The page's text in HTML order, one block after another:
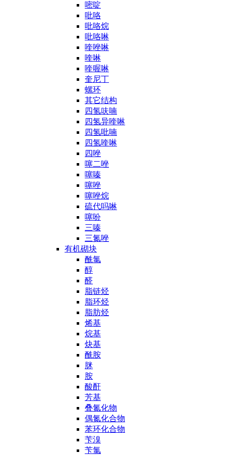
嘧啶
吡咯
吡咯烷
吡咯啉
喹唑啉
喹啉
喹喔啉
奎尼丁
螺环
其它结构
四氢呋喃
四氢异喹啉
四氢吡喃
四氢喹啉
四唑
噻二唑
噻嗪
噻唑
噻唑烷
硫代吗啉
噻吩
三嗪
三氮唑
有机砌块
酰氯
醇
醛
脂链烃
脂环烃
脂肪烃
烯基
烷基
炔基
酰胺
脒
胺
酸酐
芳基
叠氮化物
偶氮化合物
苯环化合物
苄溴
苄氯